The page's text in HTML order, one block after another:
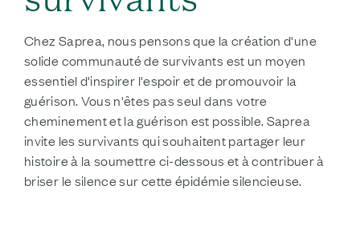
Chez Saprea, nous pensons que la création d'une
solide communauté de survivants est un moyen
essentiel d'inspirer l'espoir et de promouvoir la
guérison. Vous n'êtes pas seul dans votre
cheminement et la guérison est possible. Saprea
invite les survivants qui souhaitent partager leur
histoire à la soumettre ci-dessous et à contribuer à
briser le silence sur cette épidémie silencieuse.